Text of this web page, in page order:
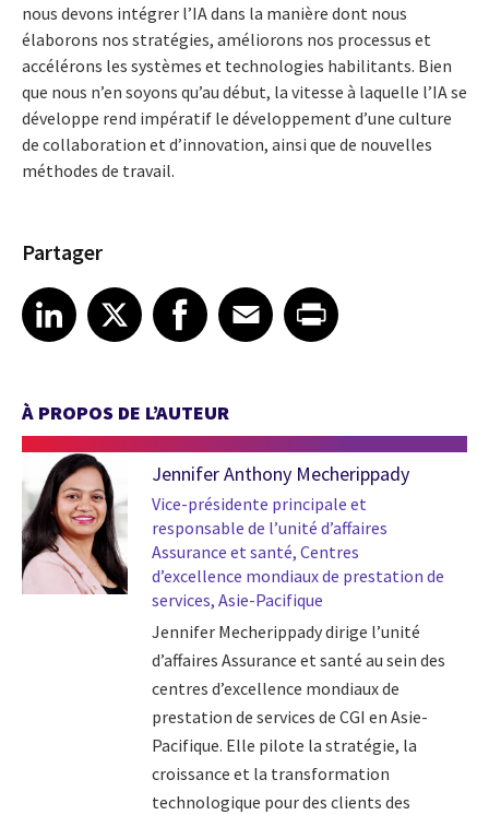
nous devons intégrer l’IA dans la manière dont nous
élaborons nos stratégies, améliorons nos processus et
accélérons les systèmes et technologies habilitants. Bien
que nous n’en soyons qu’au début, la vitesse à laquelle l’IA se
développe rend impératif le développement d’une culture
de collaboration et d’innovation, ainsi que de nouvelles
méthodes de travail.
Partager
Share article on LinkedIn
LinkedIn
Share article on XShare article on Facebook
Facebook
Share article on Email
EmailShare article on Print
À PROPOS DE L’AUTEUR
Jennifer Anthony Mecherippady
Vice-présidente principale et
responsable de l’unité d’affaires
Assurance et santé, Centres
d’excellence mondiaux de prestation de
services, Asie-Pacifique
Jennifer Mecherippady dirige l’unité
d’affaires Assurance et santé au sein des
centres d’excellence mondiaux de
prestation de services de CGI en Asie-
Pacifique. Elle pilote la stratégie, la
croissance et la transformation
technologique pour des clients des